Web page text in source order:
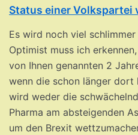
Status einer Volkspartei
Es wird noch viel
Optimist muss ich
von Ihnen genannten 2
wenn die schon länger dort
wird weder die
Pharma am absteigenden
um den Brexit